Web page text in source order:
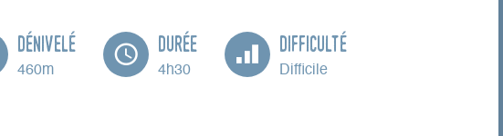
Dénivelé
460m
Durée
4h30
Difficulté
Difficile